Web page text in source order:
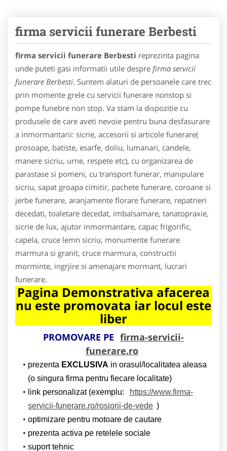
firma servicii funerare Berbesti
firma servicii funerare Berbesti reprezinta pagina
unde puteti gasi informatii utile despre firma servicii
funerare Berbesti. Suntem alaturi de persoanele care trec
prin momente grele cu servicii funerare nonstop si
pompe funebre non stop. Va stam la dispozitie cu
produsele de care aveti nevoie pentru buna desfasurare
a inmormantarii: sicrie, accesorii si articole funerare(
prosoape, batiste, esarfe, doliu, lumanari, candele,
manere sicriu, urne, respete etc), cu organizarea de
parastase si pomeni, cu transport funerar, manipulare
sicriu, sapat groapa cimitir, pachete funerare, coroane si
jerbe funerare, aranjamente florare funerare, repatrieri
decedati, toaletare decedat, imbalsamare, tanatopraxie,
sicrie de lux, ajutor inmormantare, capac frigorific,
capela, cruce lemn sicriu, monumente funerare
marmura si granit, cruce marmura, constructii
morminte, ingrjire si amenajare mormant, lucrari
funerare.
Pagina Demonstrativa afacerea
nu este promovata iar locul este
liber
PROMOVARE PE firma-servicii-
funerare.ro
prezenta EXCLUSIVA in orasul/localitatea aleasa
(o singura firma pentru fiecare localitate)
link personalizat (exemplu:
https://www.firma-
servicii-funerare.ro/rosiorii-de-vede )
optimizare pentru motoare de cautare
prezenta activa pe retelele sociale
suport tehnic